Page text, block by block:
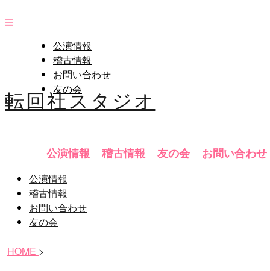
公演情報
稽古情報
お問い合わせ
友の会
転回社スタジオ
公演情報 稽古情報 友の会 お問い合わせ
公演情報
稽古情報
お問い合わせ
友の会
HOME >